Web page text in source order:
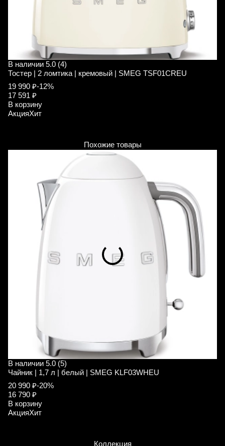
В наличии 5.0 (4)
Тостер | 2 ломтика | кремовый | SMEG TSF01CREU
19 990 ₽-12%
17 591 ₽
В корзину
АкцияХит
Похожие товары
В наличии 5.0 (5)
Чайник | 1,7 л | белый | SMEG KLF03WHEU
20 990 ₽-20%
16 790 ₽
В корзину
АкцияХит
Коллекция